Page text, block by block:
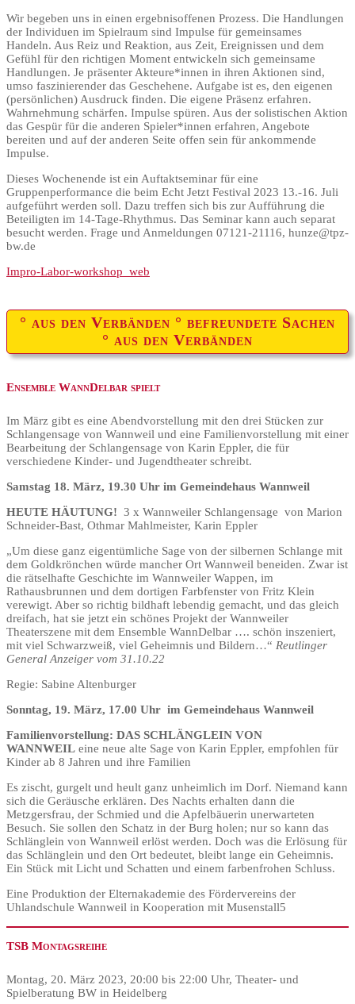
Wir begeben uns in einen ergebnisoffenen Prozess. Die Handlungen
der Individuen im Spielraum sind Impulse für gemeinsames
Handeln. Aus Reiz und Reaktion, aus Zeit, Ereignissen und dem
Gefühl für den richtigen Moment entwickeln sich gemeinsame
Handlungen. Je präsenter Akteure*innen in ihren Aktionen sind,
umso faszinierender das Geschehene. Aufgabe ist es, den eigenen
(persönlichen) Ausdruck finden. Die eigene Präsenz erfahren.
Wahrnehmung schärfen. Impulse spüren. Aus der solistischen Aktion
das Gespür für die anderen Spieler*innen erfahren, Angebote
bereiten und auf der anderen Seite offen sein für ankommende
Impulse.
Dieses Wochenende ist ein Auftaktseminar für eine
Gruppenperformance die beim Echt Jetzt Festival 2023 13.-16. Juli
aufgeführt werden soll. Dazu treffen sich bis zur Aufführung die
Beteiligten im 14-Tage-Rhythmus. Das Seminar kann auch separat
besucht werden. Frage und Anmeldungen 07121-21116, hunze@tpz-
bw.de
Impro-Labor-workshop_web
° aus den Verbänden ° befreundete Sachen
° aus den Verbänden
Ensemble WannDelbar spielt
Im März gibt es eine Abendvorstellung mit den drei Stücken zur
Schlangensage von Wannweil und eine Familienvorstellung mit einer
Bearbeitung der Schlangensage von Karin Eppler, die für
verschiedene Kinder- und Jugendtheater schreibt.
Samstag 18. März, 19.30 Uhr im Gemeindehaus Wannweil
HEUTE HÄUTUNG! 3 x Wannweiler Schlangensage von Marion
Schneider-Bast, Othmar Mahlmeister, Karin Eppler
„Um diese ganz eigentümliche Sage von der silbernen Schlange mit
dem Goldkrönchen würde mancher Ort Wannweil beneiden. Zwar ist
die rätselhafte Geschichte im Wannweiler Wappen, im
Rathausbrunnen und dem dortigen Farbfenster von Fritz Klein
verewigt. Aber so richtig bildhaft lebendig gemacht, und das gleich
dreifach, hat sie jetzt ein schönes Projekt der Wannweiler
Theaterszene mit dem Ensemble WannDelbar …. schön inszeniert,
mit viel Schwarzweiß, viel Geheimnis und Bildern…“ Reutlinger
General Anzeiger vom 31.10.22
Regie: Sabine Altenburger
Sonntag, 19. März, 17.00 Uhr im Gemeindehaus Wannweil
Familienvorstellung: DAS SCHLÄNGLEIN VON
WANNWEIL eine neue alte Sage von Karin Eppler, empfohlen für
Kinder ab 8 Jahren und ihre Familien
Es zischt, gurgelt und heult ganz unheimlich im Dorf. Niemand kann
sich die Geräusche erklären. Des Nachts erhalten dann die
Metzgersfrau, der Schmied und die Apfelbäuerin unerwarteten
Besuch. Sie sollen den Schatz in der Burg holen; nur so kann das
Schlänglein von Wannweil erlöst werden. Doch was die Erlösung für
das Schlänglein und den Ort bedeutet, bleibt lange ein Geheimnis.
Ein Stück mit Licht und Schatten und einem farbenfrohen Schluss.
Eine Produktion der Elternakademie des Fördervereins der
Uhlandschule Wannweil in Kooperation mit Musenstall5
TSB Montagsreihe
Montag, 20. März 2023, 20:00 bis 22:00 Uhr, Theater- und
Spielberatung BW in Heidelberg